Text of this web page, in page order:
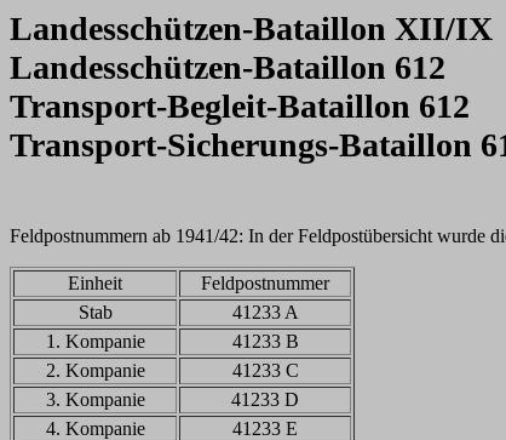
Landesschützen-Bataillon XII/IX
Landesschützen-Bataillon 612
Transport-Begleit-Bataillon 612
Transport-Sicherungs-Bataillon
Feldpostnummern ab 1941/42: In der Feldpostübersicht wurde
Einheit
Feldpostnummer
Stab
41233 A
1. Kompanie
41233 B
2. Kompanie
41233 C
3. Kompanie
41233 D
4. Kompanie
41233 E